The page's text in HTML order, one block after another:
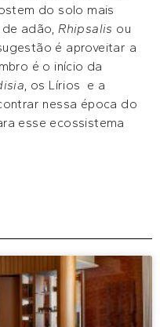
do solo mais
de adão,Rhipsalis ou
é aproveitar a
é o início da
, os Lírios e a
nessa época do
esse ecossistema